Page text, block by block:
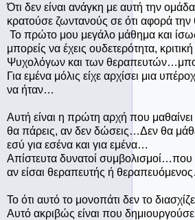
Ότι δεν είναι ανάγκη με αυτή την
κρατούσε ζωντανούς σε ότι αφορά
Το πρώτο μου μεγάλο μάθημα και
μπορείς να έχεις ουδετερότητα,
Ψυχολόγων και των
Για εμένα μόλις είχε αρχίσει μια
να ήταν…
Αυτή είναι η πρώτη αρχή που
θα πάρεις, αν δεν δώσεις…Δεν θα
εσύ για εσένα και για εμένα…
Απίστευτα δυνατοί συμβολισμοί…που
αν είσαι θεραπευτής ή
Το ότι αυτό το μονοπάτι δεν το
Αυτό ακριβώς είναι που